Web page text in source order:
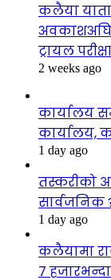
कलैया
अवकाशअघि
ट्रायल
2 weeks ago
कार्यालय
कार्यालय,
1 day ago
तस्करीको
सार्वजनिक
1 day ago
कलैयामा
७